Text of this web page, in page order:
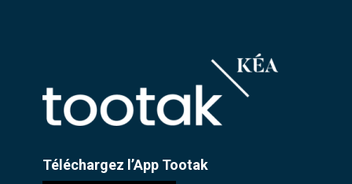
Téléchargez l’App Tootak